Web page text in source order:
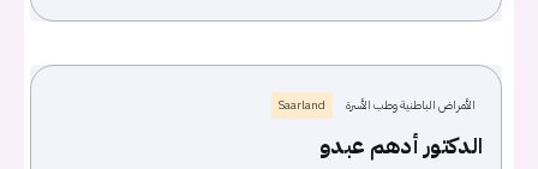
الأمراض الباطنية وطب الأسرة Saarland
الدكتور أدهم عبدو